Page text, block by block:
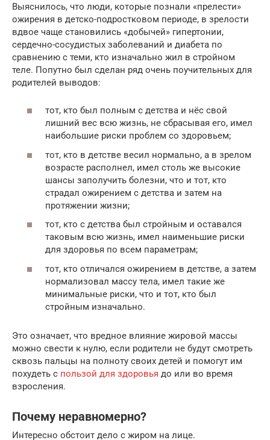
Выяснилось, что люди, которые познали «прелести»
ожирения в детско-подростковом периоде, в зрелости
вдвое чаще становились «добычей» гипертонии,
сердечно-сосудистых заболеваний и диабета по
сравнению с теми, кто изначально жил в стройном
теле. Попутно был сделан ряд очень поучительных для
родителей выводов:
тот, кто был полным с детства и нёс свой
лишний вес всю жизнь, не сбрасывая его, имел
наибольшие риски проблем со здоровьем;
тот, кто в детстве весил нормально, а в зрелом
возрасте располнел, имел столь же высокие
шансы заполучить болезни, что и тот, кто
страдал ожирением с детства и затем на
протяжении жизни;
тот, кто с детства был стройным и оставался
таковым всю жизнь, имел наименьшие риски
для здоровья по всем параметрам;
тот, кто отличался ожирением в детстве, а затем
нормализовал массу тела, имел такие же
минимальные риски, что и тот, кто был
стройным изначально.
Это означает, что вредное влияние жировой массы
можно свести к нулю, если родители не будут смотреть
сквозь пальцы на полноту своих детей и помогут им
похудеть с пользой для здоровья до или во время
взросления.
Почему неравномерно?
Интересно обстоит дело с жиром на лице.